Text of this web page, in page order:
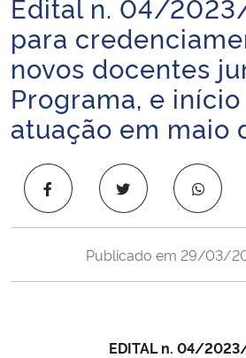
Ministério da Saúde
Ministério de Minas e Energia
Ministério da Ciência, Tecnologia, Inovações e
Ministério do Meio Ambiente
Ministério do Turismo
Ministério do Desenvolvimento Regional
para
novos docentes
Programa, e
atuação em maio
Publicado em 29/03/
EDITAL n. 04/